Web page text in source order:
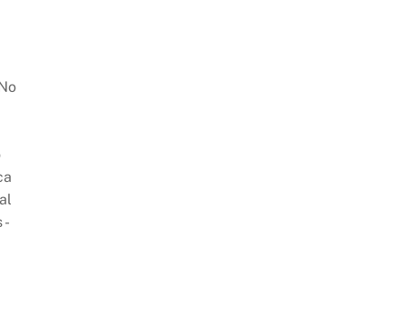
-